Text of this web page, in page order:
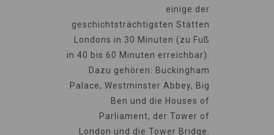
einige der
geschichtsträchtigsten Stätten
Londons in 30 Minuten (zu Fuß
in 40 bis 60 Minuten erreichbar).
Dazu gehören: Buckingham
Palace, Westminster Abbey, Big
Ben und die Houses of
Parliament, der Tower of
London und die Tower Bridge.